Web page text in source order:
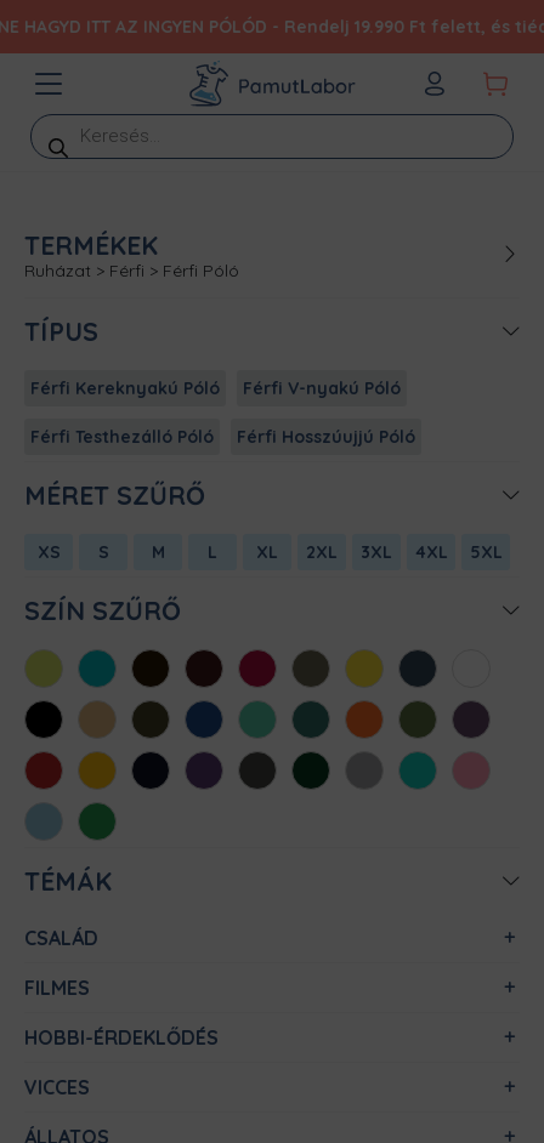
ITT AZ INGYEN PÓLÓD - Rendelj 19.990 Ft felett, és tiéd
Products
search
TERMÉKEK
Ruházat > Férfi > Férfi Póló
TÍPUS
Férfi Kereknyakú Póló Férfi V-nyakú Póló
Férfi Testhezálló Póló Férfi Hosszúujjú Póló
MÉRET SZŰRŐ
XS S M L XL 2XL 3XL 4XL 5XL
SZÍN SZŰRŐ
AlmazöldAtollkékBarnaBordóChili Cink Citromsárga
Denim
FeketeHomokKhaki KirálykékMentaMéregzöld
NarancsOliva Padlizsán
Piros SárgaSötétkékSötétlilaSötétszürke
SötétzöldSportszürke
Türkiz
Világos
rózsaszín
Világoskék
Zöld
TÉMÁK
CSALÁD
FILMES
HOBBI-ÉRDEKLŐDÉS
VICCES
ÁLLATOS